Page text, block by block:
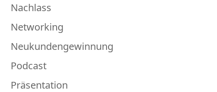
Nachlass
Networking
Neukundengewinnung
Podcast
Präsentation